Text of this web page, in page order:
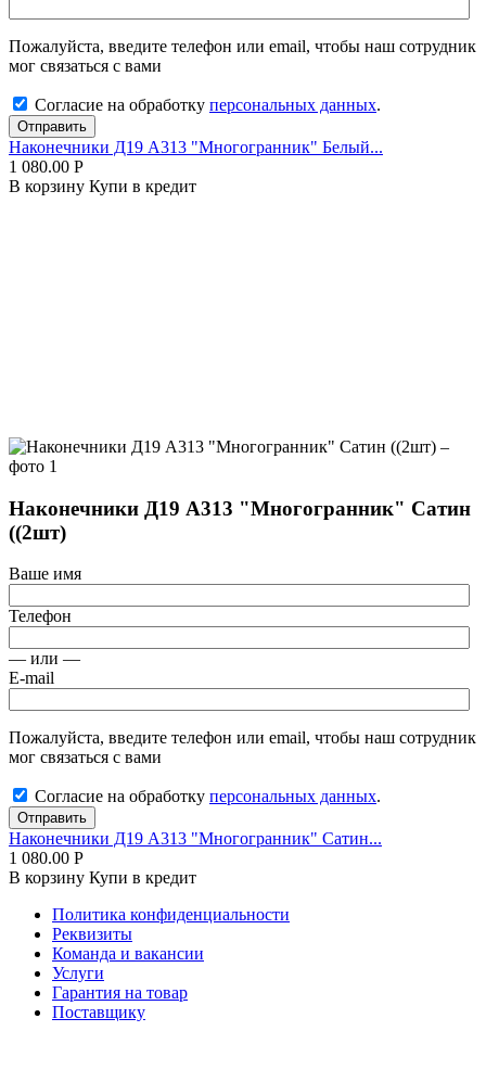
Пожалуйста, введите телефон или email, чтобы наш сотрудник
мог связаться с вами
Согласие на обработку персональных данных.
Отправить
Наконечники Д19 А313 "Многогранник" Белый...
1 080.00 Р
В корзину Купи в кредит
Наконечники Д19 А313 "Многогранник" Сатин
((2шт)
Ваше имя
Телефон
— или —
E-mail
Пожалуйста, введите телефон или email, чтобы наш сотрудник
мог связаться с вами
Согласие на обработку персональных данных.
Отправить
Наконечники Д19 А313 "Многогранник" Сатин...
1 080.00 Р
В корзину Купи в кредит
Политика конфиденциальности
Реквизиты
Команда и вакансии
Услуги
Гарантия на товар
Поставщику